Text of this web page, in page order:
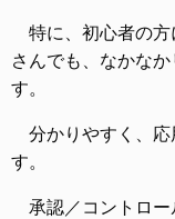
特に、初心者の
さんでも、なかな
す。
分かりやすく、
す。
承認／コントロー